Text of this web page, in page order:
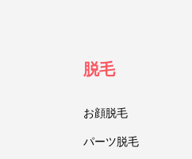
脱毛
お顔脱毛
パーツ脱毛